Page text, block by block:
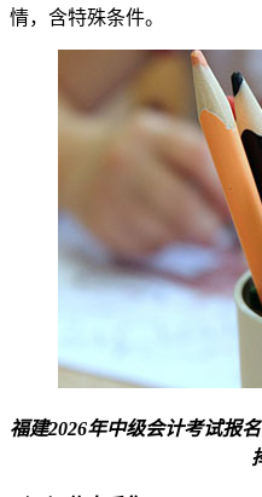
情，含特殊条件。
福建2026年中级会计考试报